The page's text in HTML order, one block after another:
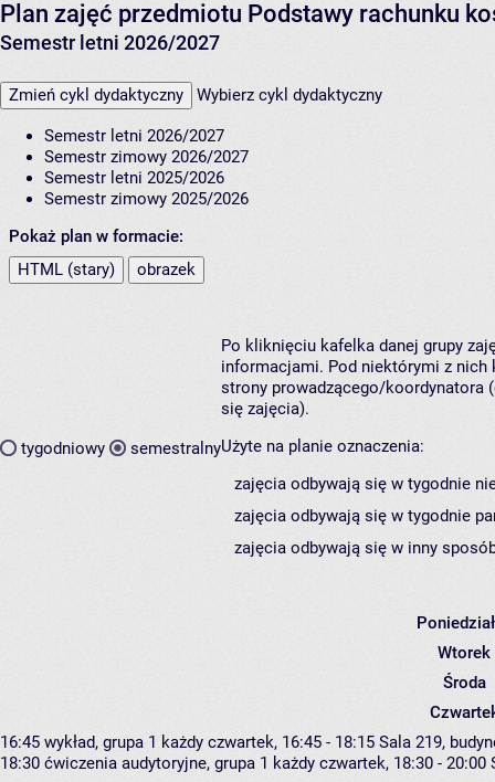
Plan zajęć przedmiotu Podstawy rachunku
Semestr letni 2026/2027
Zmień cykl dydaktyczny Wybierz cykl dydaktyczny
Semestr letni 2026/2027
Semestr zimowy 2026/2027
Semestr letni 2025/2026
Semestr zimowy 2025/2026
Pokaż plan w formacie:
HTML (stary)
obrazek
tygodniowy semestralny
Po kliknięciu kafelka danej grupy
informacjami. Pod niektórymi z nich
strony prowadzącego/koordynatora
się zajęcia).
Użyte na planie oznaczenia:
zajęcia odbywają się w tygodnie
zajęcia odbywają się w tygodnie
zajęcia odbywają się w inny
Wtorek
Środa
16:45 wykład, grupa 1 każdy czwartek, 16:45 - 18:15 Sala 219,
18:30 ćwiczenia audytoryjne, grupa 1 każdy czwartek, 18:30 - 20:00